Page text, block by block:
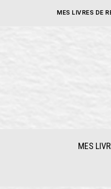
MES LIVRES DE
MES